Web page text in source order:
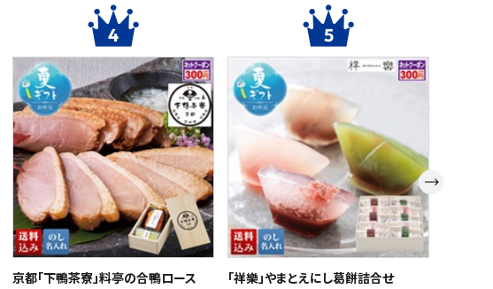
京都「下鴨茶寮」料亭の合鴨ロース 「祥樂」やまとえにし葛餅詰合せ